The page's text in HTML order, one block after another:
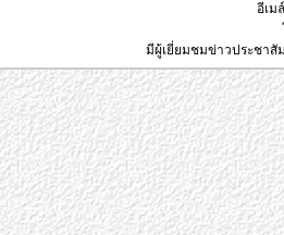
อีเม
มีผู้เยี่ยมชมข่าวประชา